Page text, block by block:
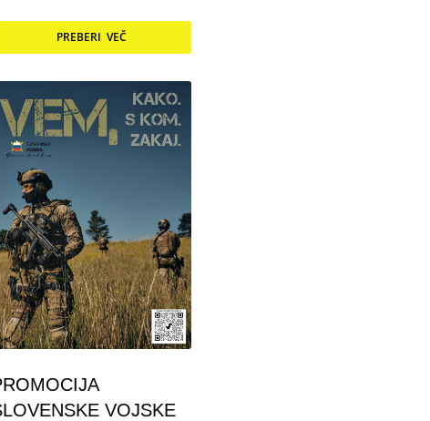
PREBERI VEČ
VOJSKE